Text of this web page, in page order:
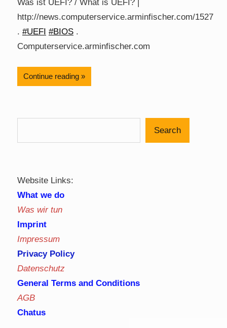
Was ist UEFI? / What is UEFI? |
http://news.computerservice.arminfischer.com/1527
. #UEFI #BIOS .
Computerservice.arminfischer.com
Continue reading
Search
Website Links:
What we do
Was wir tun
Imprint
Impressum
Privacy Policy
Datenschutz
General Terms and Conditions
AGB
Chatus